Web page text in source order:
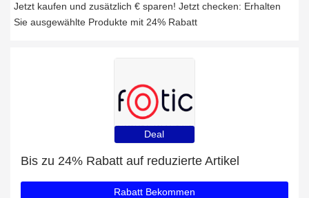
Jetzt kaufen und zusätzlich € sparen! Jetzt checken: Erhalten
Sie ausgewählte Produkte mit 24% Rabatt
Deal
Bis zu 24% Rabatt auf reduzierte Artikel
Rabatt Bekommen